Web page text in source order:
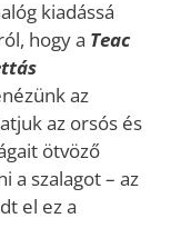
kiadássá
hogy a Teac
az
az orsós és
ötvöző
a szalagot – az
el ez a